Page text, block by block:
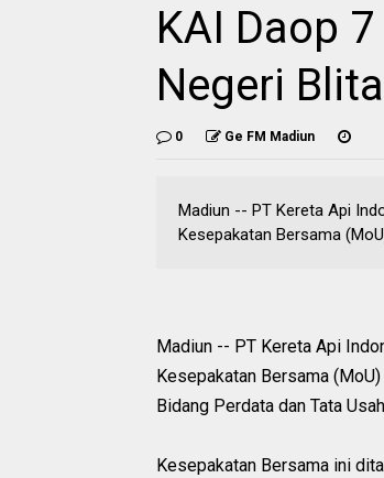
KAI Daop
Negeri
0 Ge FM Madiun
Madiun -- PT Kereta Api
Kesepakatan Bersama
Madiun -- PT Kereta Api
Kesepakatan Bersama
Bidang Perdata dan Tata
Kesepakatan Bersama ini